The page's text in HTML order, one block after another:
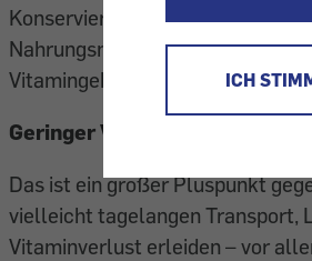
ICH
Konservierungsmethode. Ob
Nahrungsmittel. Werden sie
Vitamingehalt kaum
Geringer Vitaminverlust
Das ist ein großer Pluspunkt
vielleicht tagelangen Transport,
Vitaminverlust erleiden – vor